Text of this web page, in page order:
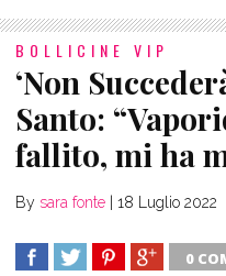
BOLLICINE VIP
‘Non
Santo:
fallito, mi ha
By sara fonte 18 Luglio 2022
0